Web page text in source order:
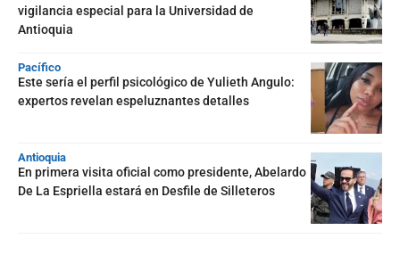
vigilancia especial para la Universidad de
Antioquia
Pacífico
Este sería el perfil psicológico de Yulieth Angulo:
expertos revelan espeluznantes detalles
Antioquia
En primera visita oficial como presidente, Abelardo
De La Espriella estará en Desfile de Silleteros